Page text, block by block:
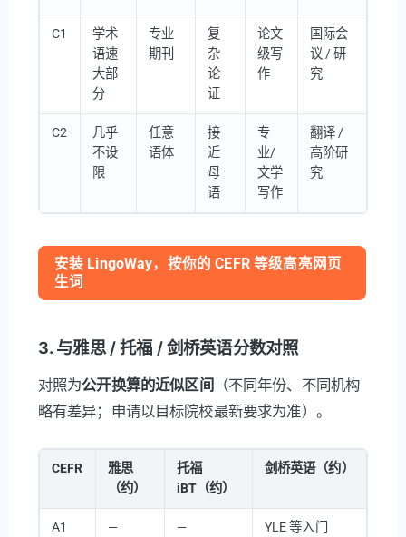
C1
学术
语速
大部
分
专业
期刊
复
杂
论
证
论文
级写
作
国际会
议 / 研
究
C2
几乎
不设
限
任意
语体
接
近
母
语
专
业/
文学
写作
翻译 /
高阶研
究
安装 LingoWay，按你的 CEFR 等级高亮网页
生词
3. 与雅思 / 托福 / 剑桥英语分数对照
对照为公开换算的近似区间 （不同年份、不同机构
略有差异；申请以目标院校最新要求为准）。
CEFR
雅思
（约）
托福
iBT（约）
剑桥英语（约）
A1 — — YLE 等入门